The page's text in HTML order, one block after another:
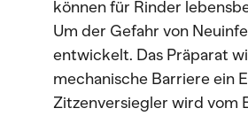
können für Rinder
Um der Gefahr von
entwickelt. Das Präparat
mechanische Barriere ein
Zitzenversiegler wird vom